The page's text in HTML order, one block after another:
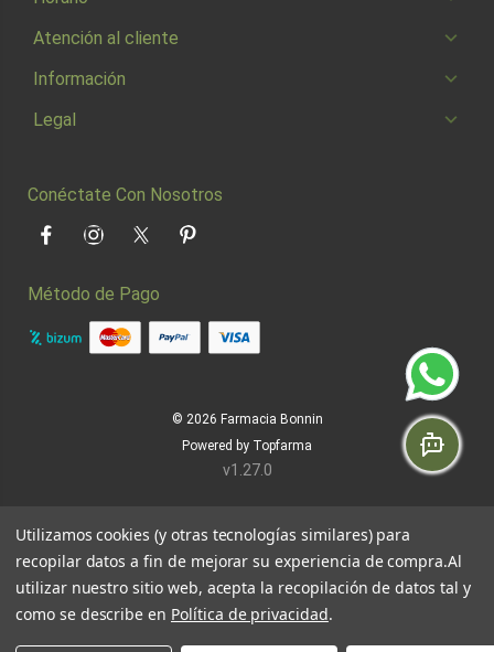
Atención al cliente
Información
Legal
Conéctate Con Nosotros
FacebookInstagramTwitter Pinterest
Método de Pago
© 2026 Farmacia Bonnin
Powered by Topfarma
v1.27.0
Utilizamos cookies (y otras tecnologías similares) para
recopilar datos a fin de mejorar su experiencia de compra.Al
utilizar nuestro sitio web, acepta la recopilación de datos tal y
como se describe en Política de privacidad.